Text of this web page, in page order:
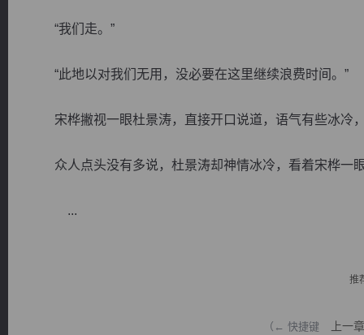
“我们走。”
“此地以对我们无用，没必要在这里继续浪费时间。”
宋桦撇视一眼杜景涛，直接开口说道，语气有些冰冷
众人点头没有多说，杜景涛却神情冰冷，看着宋桦一
...
推
（← 快捷键 上一章